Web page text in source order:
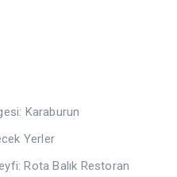
Karaburun
Yerler
Rota Balık Restoran